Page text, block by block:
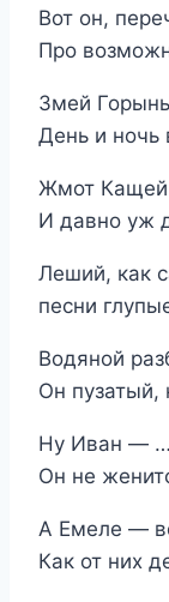
Вот он,
Про
Змей
День и
Жмот Кащей
И давно уж
Леший, как
песни
Водяной
Он пузатый,
Ну Иван — …
Он не
А Емеле —
Как от них